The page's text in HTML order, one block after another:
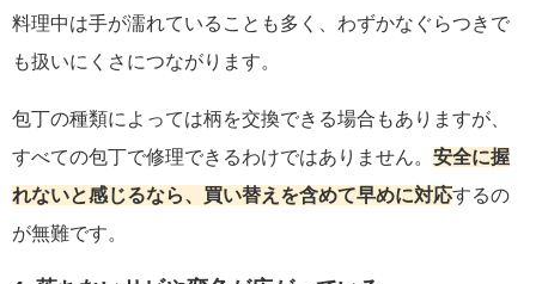
料理中は手が濡れていることも多く、わずかなぐらつきで
も扱いにくさにつながります。
包丁の種類によっては柄を交換できる場合もありますが、
すべての包丁で修理できるわけではありません。 安全に握
れないと感じるなら、買い替えを含めて早めに対応するの
が無難です。